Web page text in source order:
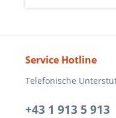
Service Hotline
Telefonische
+43 1 913 5 913